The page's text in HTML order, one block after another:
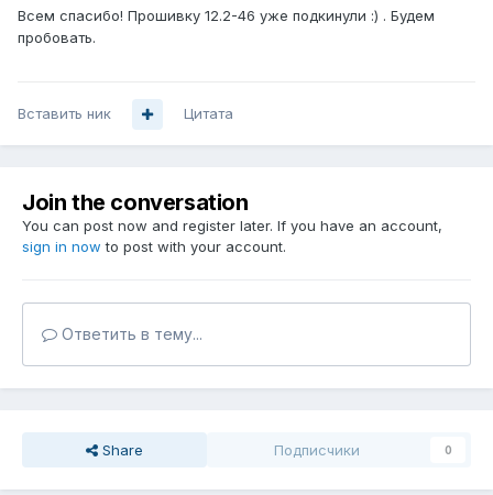
Всем спасибо! Прошивку 12.2-46 уже подкинули :) . Будем
пробовать.
Вставить ник Цитата
Join the conversation
You can post now and register later. If you have an account,
sign in now to post with your account.
Ответить в тему...
Share Подписчики 0